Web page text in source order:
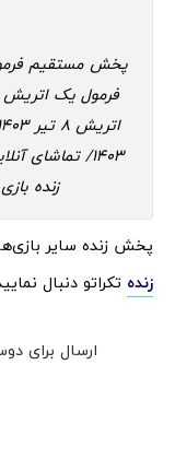
زنده بازی
پخش زنده سایر
زنده تکراتو دنبال
ارسال برای